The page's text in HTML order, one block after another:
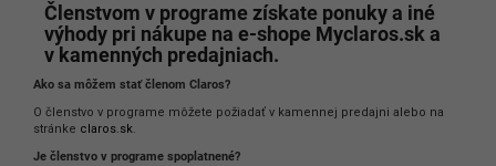
Členstvom v programe získate ponuky a iné
výhody pri nákupe na e-shope Myclaros.sk a
v kamenných predajniach.
Ako sa môžem stať členom Claros?
O členstvo v programe môžete požiadať v kamennej predajni alebo na
stránke claros.sk.
Je členstvo v programe spoplatnené?
e
n
á